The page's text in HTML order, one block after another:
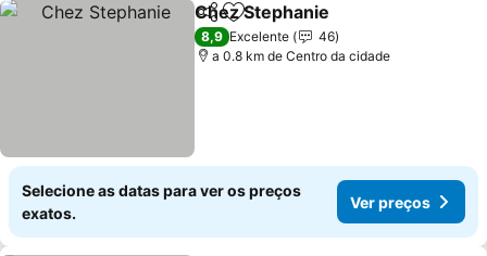
PartilharAdicionar aos favoritos
Chez Stephanie
8,9 Excelente
46
a 0.8 km de Centro da cidade
Selecione as datas para ver os preços
exatos.
Ver preços